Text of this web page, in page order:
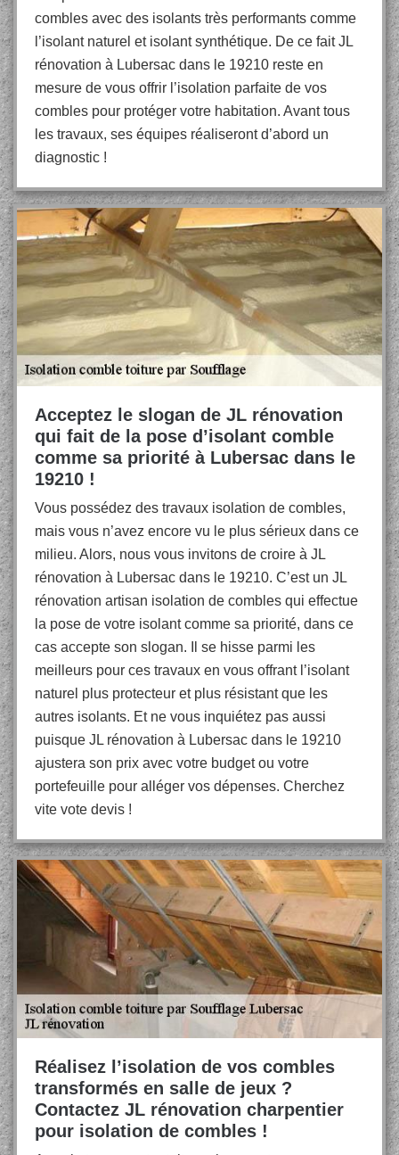
combles avec des isolants très performants comme
l’isolant naturel et isolant synthétique. De ce fait JL
rénovation à Lubersac dans le 19210 reste en
mesure de vous offrir l’isolation parfaite de vos
combles pour protéger votre habitation. Avant tous
les travaux, ses équipes réaliseront d’abord un
diagnostic !
Acceptez le slogan de JL rénovation
qui fait de la pose d’isolant comble
comme sa priorité à Lubersac dans le
19210 !
Vous possédez des travaux isolation de combles,
mais vous n’avez encore vu le plus sérieux dans ce
milieu. Alors, nous vous invitons de croire à JL
rénovation à Lubersac dans le 19210. C’est un JL
rénovation artisan isolation de combles qui effectue
la pose de votre isolant comme sa priorité, dans ce
cas accepte son slogan. Il se hisse parmi les
meilleurs pour ces travaux en vous offrant l’isolant
naturel plus protecteur et plus résistant que les
autres isolants. Et ne vous inquiétez pas aussi
puisque JL rénovation à Lubersac dans le 19210
ajustera son prix avec votre budget ou votre
portefeuille pour alléger vos dépenses. Cherchez
vite vote devis !
Réalisez l’isolation de vos combles
transformés en salle de jeux ?
Contactez JL rénovation charpentier
pour isolation de combles !